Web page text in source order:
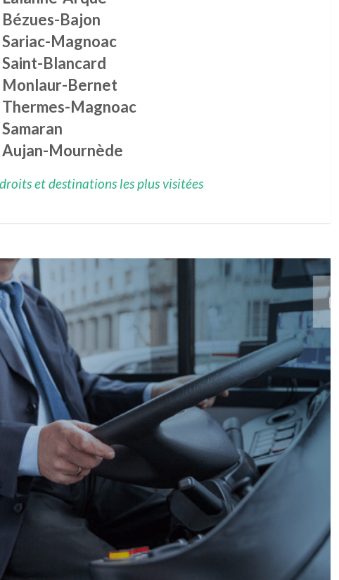
Bézues-Bajon
Sariac-Magnoac
Saint-Blancard
Monlaur-Bernet
Thermes-Magnoac
Samaran
Aujan-Mournède
et destinations les plus visitées